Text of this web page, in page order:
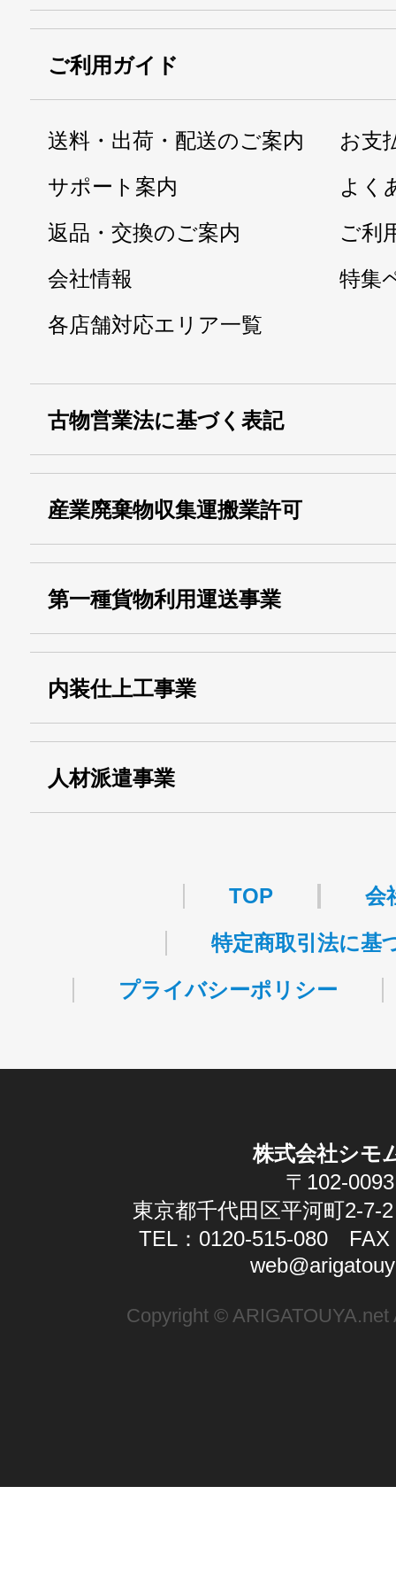
ご利用ガイド
送料・出荷・配送のご案内
お支
サポート案内
よく
返品・交換のご案内
ご利
会社情報
特集
各店舗対応エリア一覧
古物営業法に基づく表記
産業廃棄物収集運搬業許可
運搬業許可証番号：
13000155805
第一種貨物利用運送事業
事業
関自貨：
内装仕上工事業
人材派遣事業
TOP
会
特定商取引法に基
プライバシーポリシー
株式会社シモ
〒102-0093
東京都千代田区平河町2-7-
TEL：0120-515-080 FAX
Copyright ©